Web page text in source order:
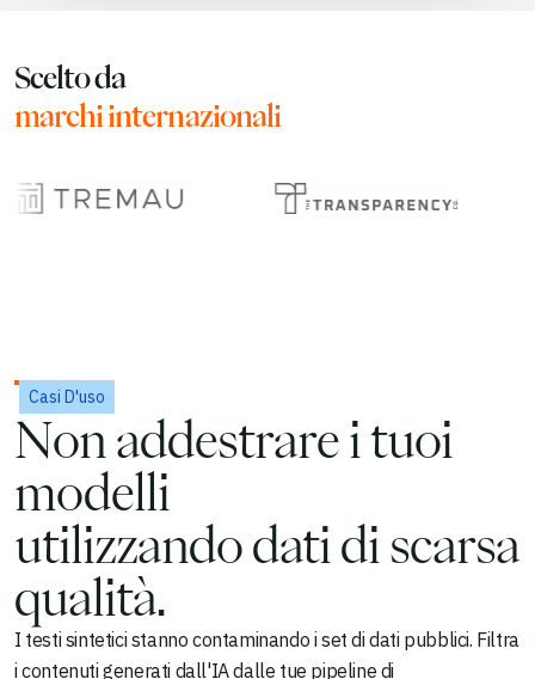
Scelto da
marchi internazionali
Casi D'uso
Non addestrare i tuoi
modelli
utilizzando dati di scarsa
qualità.
I testi sintetici stanno contaminando i set di dati pubblici. Filtra
i contenuti generati dall'IA dalle tue pipeline di